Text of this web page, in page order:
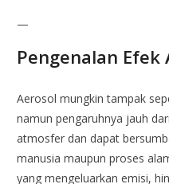
—
Pengenalan Efek
Aerosol mungkin tampak
namun pengaruhnya jauh
atmosfer dan dapat
manusia maupun proses
yang mengeluarkan emisi,